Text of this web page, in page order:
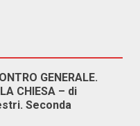
GENERALE.
CHIESA – di
Seconda